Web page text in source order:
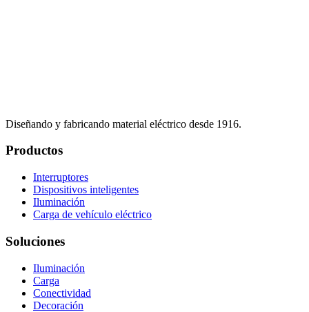
Diseñando y fabricando material eléctrico desde 1916.
Productos
Interruptores
Dispositivos inteligentes
Iluminación
Carga de vehículo eléctrico
Soluciones
Iluminación
Carga
Conectividad
Decoración